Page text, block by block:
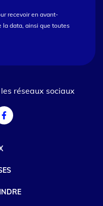
recevoir en avant-
la data, ainsi que toutes
réseaux sociaux